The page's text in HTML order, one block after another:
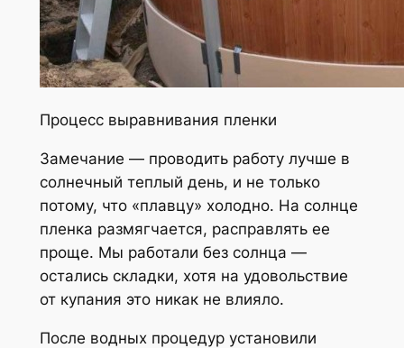
Процесс выравнивания пленки
Замечание — проводить работу лучше в
солнечный теплый день, и не только
потому, что «плавцу» холодно. На солнце
пленка размягчается, расправлять ее
проще. Мы работали без солнца —
остались складки, хотя на удовольствие
от купания это никак не влияло.
После водных процедур установили